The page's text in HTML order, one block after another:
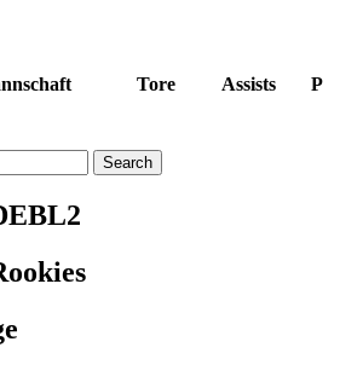
Tore Assists
P